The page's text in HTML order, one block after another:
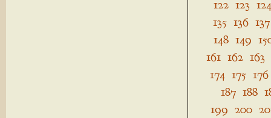
122 123 124
135 136 137
148 149
161 162 163
174 175 176
187 188
199 200